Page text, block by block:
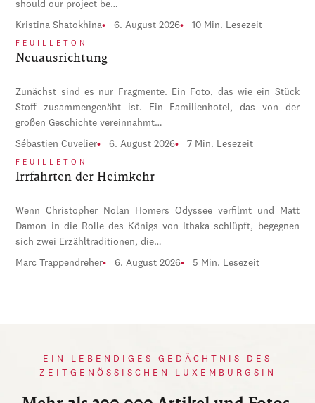
should our project be…
Kristina Shatokhina 6. August 2026 10 Min. Lesezeit
FEUILLETON
Neuausrichtung
Zunächst sind es nur Fragmente. Ein Foto, das wie ein Stück
Stoff zusammengenäht ist. Ein Familienhotel, das von der
großen Geschichte vereinnahmt…
Sébastien Cuvelier 6. August 2026 7 Min. Lesezeit
FEUILLETON
Irrfahrten der Heimkehr
Wenn Christopher Nolan Homers Odyssee verfilmt und Matt
Damon in die Rolle des Königs von Ithaka schlüpft, begegnen
sich zwei Erzähltraditionen, die…
Marc Trappendreher 6. August 2026 5 Min. Lesezeit
EIN LEBENDIGES GEDÄCHTNIS DES
ZEITGENÖSSISCHEN LUXEMBURGSIN